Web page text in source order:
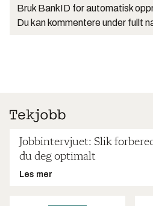
Bruk BankID for automatisk
Du kan kommentere under fullt
Jobbintervjuet: Slik
du deg optimalt
Les mer